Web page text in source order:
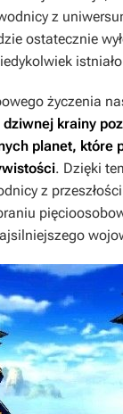
z
ostatecznie
życzenia
krainy
planet, które
. Dzięki
z